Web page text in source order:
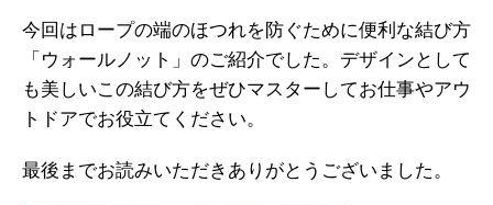
今回はロープの端のほつれを防ぐために便利な結び方
「ウォールノット」のご紹介でした。デザインとして
も美しいこの結び方をぜひマスターしてお仕事やアウ
トドアでお役立てください。
最後までお読みいただきありがとうございました。